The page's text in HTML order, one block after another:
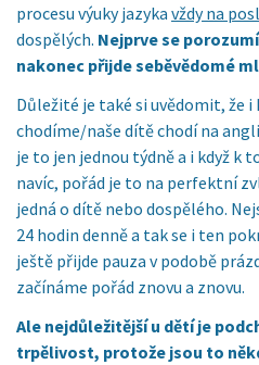
procesu výuky jazyka vždy na
dospělých. Nejprve se
nakonec přijde seběvědomé
Důležité je také si uvědomit, že i
chodíme/naše dítě chodí na
je to jen jednou týdně a i když k
navíc, pořád je to na perfektní
jedná o dítě nebo dospělého.
24 hodin denně a tak se i ten
ještě přijde pauza v podobě
začínáme pořád znovu a znovu.
Ale nejdůležitější u dětí je
trpělivost, protože jsou to